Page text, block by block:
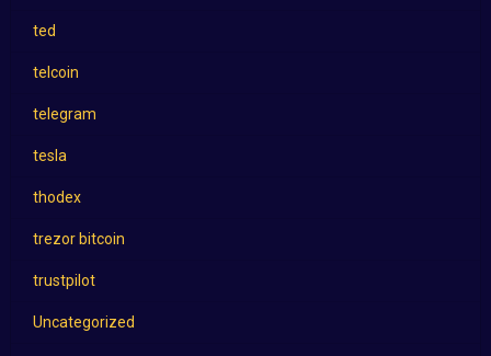
ted
telcoin
telegram
tesla
thodex
trezor bitcoin
trustpilot
Uncategorized